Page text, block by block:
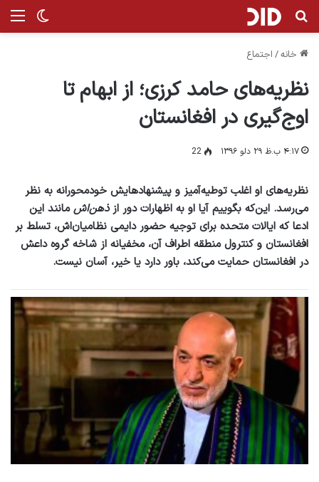
تغییر جستجو برای
خانه/ اجتماع
نظریه‌های حامد کرزی؛ از ابهام تا
اوج‌گیری در افغانستان
۴:۱۷ ب.ظ ۲۹ دلو ۱۳۹۶ 22
نظریه‌های او اغلب توطیه‌آمیز و پیشنهادهایش خودمحورانه به ‌نظر
می‌رسد. این‌که بگوییم آیا او به اظهارات دور ازذهن‌اشمانند این
ادعا که ایالات متحده برای توجیه حضور دایمی نظامیان‌‌اش، تسلط بر
افغانستان و کنترول منطقه‌ اطراف آن، مخفیانه از شاخه‌ گروه داعش
در افغانستان حمایت می‌‌کند، باور دارد یا خیر، آسان نیست.